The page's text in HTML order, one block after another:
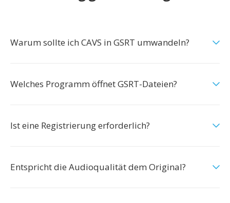
Warum sollte ich CAVS in GSRT umwandeln?
Welches Programm öffnet GSRT-Dateien?
Ist eine Registrierung erforderlich?
Entspricht die Audioqualität dem Original?